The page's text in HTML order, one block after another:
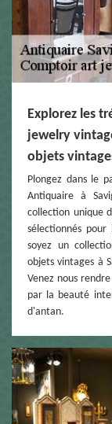
Explorez les
jewelry
objets
Plongez dans le
Antiquaire à
collection unique
sélectionnés
soyez un
objets vintages à
Venez nous
par la beauté
d'antan.